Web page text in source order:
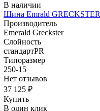
В наличии
Шина Emrald
Производитель
Emerald Greckster
Слойность
стандартPR
Типоразмер
250-15
Нет отзывов
37 125 ₽
Купить
В один клик